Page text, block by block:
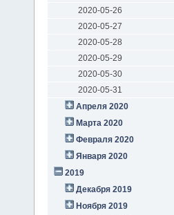
2020-05-26
2020-05-27
2020-05-28
2020-05-29
2020-05-30
2020-05-31
Апреля 2020
Марта 2020
Февраля 2020
Января 2020
2019
Декабря 2019
Ноября 2019